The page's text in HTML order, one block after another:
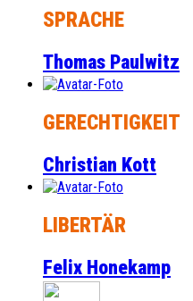
SPRACHE
Thomas Paulwitz
GERECHTIGKEIT
Christian Kott
LIBERTÄR
Felix Honekamp